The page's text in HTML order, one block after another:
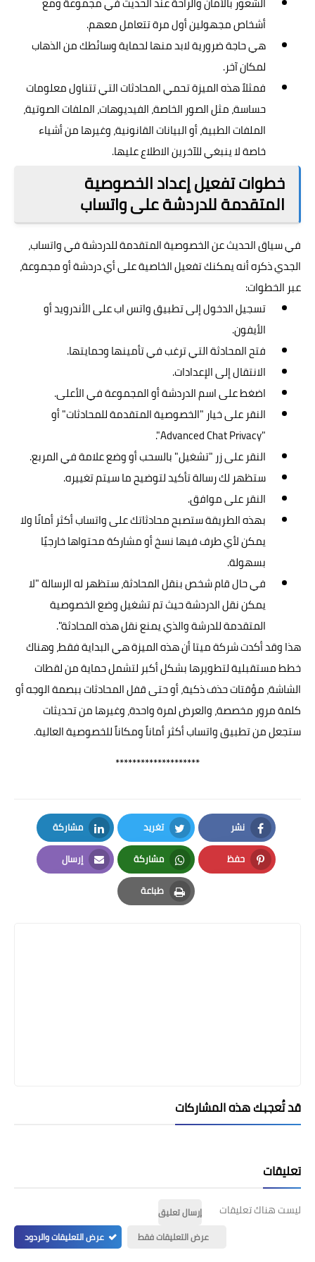
أشخاص مجهولين أول مرة تتعامل معهم.
هي حاجة ضرورية لابد منها لحماية وسائطك من الذهاب
لمكان آخر.
فمثلاً هذه الميزة تحمي المحادثات التي تتناول معلومات
حساسة، مثل الصور الخاصة، الفيديوهات، الملفات الصوتية،
الملفات الطبية، أو البيانات القانونية، وغيرها من أشياء
خاصة لا ينبغي للآخرين الاطلاع عليها.
خطوات تفعيل إعداد الخصوصية
المتقدمة للدردشة على واتساب
في سياق الحديث عن الخصوصية المتقدمة للدردشة في واتساب،
الجدي ذكره أنه يمكنك تفعيل الخاصية على أي دردشة أو مجموعة،
عبر الخطوات:
تسجيل الدخول إلى تطبيق واتس اب على الأندرويد أو
الأيفون.
فتح المحادثة التي ترغب في تأمينها وحمايتها.
الانتقال إلى الإعدادات.
اضغط على اسم الدردشة أو المجموعة في الأعلى.
النقر على خيار "الخصوصية المتقدمة للمحادثات" أو
"Advanced Chat Privacy".
النقر على زر "تشغيل" بالسحب أو وضع علامة في المربع.
ستظهر لك رسالة تأكيد لتوضيح ما سيتم تغييره.
النقر على موافق.
بهذه الطريقة ستصبح محادثاتك على واتساب أكثر أمانًا ولا
يمكن لأي طرف فيها نسخ أو مشاركة محتواها خارجيًا
بسهولة.
في حال قام شخص بنقل المحادثة، ستظهر له الرسالة "لا
يمكن نقل الدردشة حيث تم تشغيل وضع الخصوصية
المتقدمة للدرشة والذي يمنع نقل هذه المحادثة".
هذا وقد أكدت شركة ميتا أن هذه الميزة هي البداية فقط، وهناك
خطط مستقبلية لتطويرها بشكل أكبر لتشمل حماية من لقطات
الشاشة، مؤقتات حذف ذكية، أو حتى قفل المحادثات ببصمة الوجه أو
كلمة مرور مخصصة، والعرض لمرة واحدة، وغيرها من تحديثات
ستجعل من تطبيق واتساب أكثر أماناً ومكاناً للخصوصية العالية.
********************
نشر
Facebook
تغريد
Twitter
مشاركة
LinkedIn
حفظ
Pinterest
مشاركة
Whatsapp
إرسال
Email
طباعة
Print
قد تُعجبك هذه المشاركات
تعليقات
ليست هناك تعليقات
إرسال تعليق
عرض التعليقات فقط
عرض التعليقات والردود